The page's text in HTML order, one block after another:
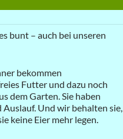
bunt – auch bei unseren
bekommen
Futter und dazu noch
dem Garten. Sie haben
Auslauf. Und wir behalten sie,
keine Eier mehr legen.